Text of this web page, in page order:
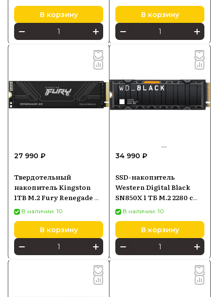
В корзину В корзину
27 990 ₽
Твердотельный
накопитель Kingston
1TB M.2 Fury Renegade G5
SFYR2S1T0
В наличии: 10
В корзину
34 990 ₽
SSD-накопитель
Western Digital Black
SN850X 1 ТБ M.2 2280 с
радиатором
(WDS100T2XHE)
В наличии: 10
В корзину